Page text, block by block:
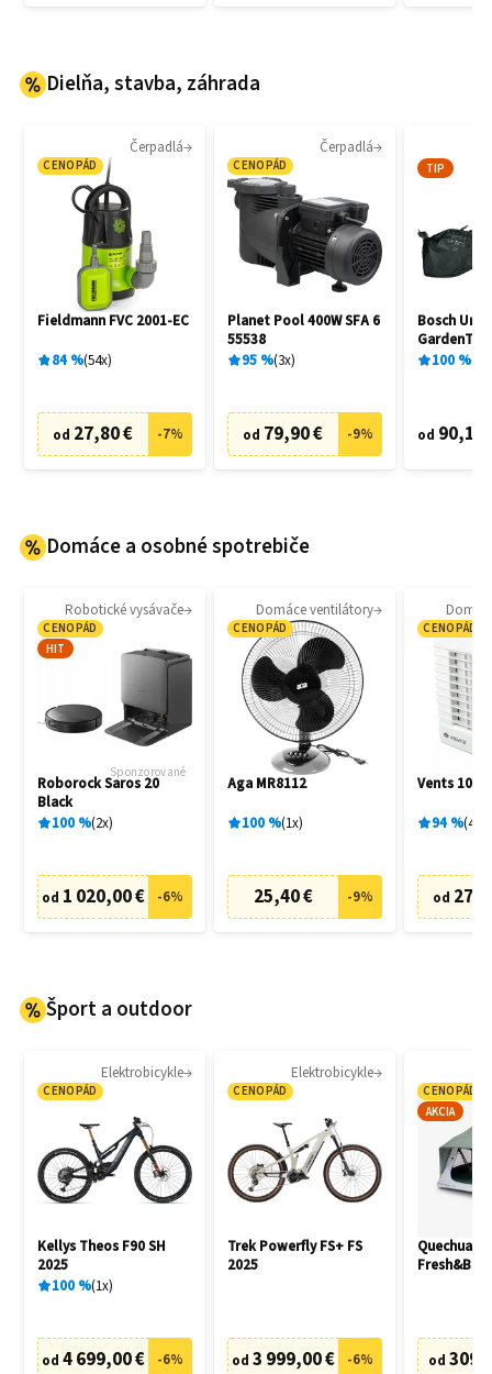
Dielňa, stavba, záhrada
Čerpadlá
CENOPÁD
Fieldmann FVC 2001-EC
84% 54x
od 27,80 € -7%
Čerpadlá
CENOPÁD
Planet Pool 400W SFA 6
55538
95% 3x
od 79,90 € -9%
TIP
Bosch
100%
od 90,17
Domáce a osobné spotrebiče
Robotické vysávače
CENOPÁD
HIT
Sponzorované
Roborock Saros 20
Black
100% 2x
od 1 020,00 € -6%
Domáce ventilátory
CENOPÁD
Aga MR8112
100% 1x
25,40 € -9%
CENOPÁD
Vents 100
94% 4
od
Šport a outdoor
Elektrobicykle
CENOPÁD
Kellys Theos F90 SH
2025
100% 1x
od 4 699,00 € -6%
Elektrobicykle
CENOPÁD
Trek Powerfly FS+ FS
2025
od 3 999,00 € -6%
CENOPÁD
AKCIA
Quechua
od